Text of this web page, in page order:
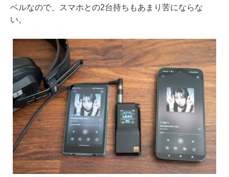
ベルなので、スマホとの2台持ちもあまり苦にならな
い。